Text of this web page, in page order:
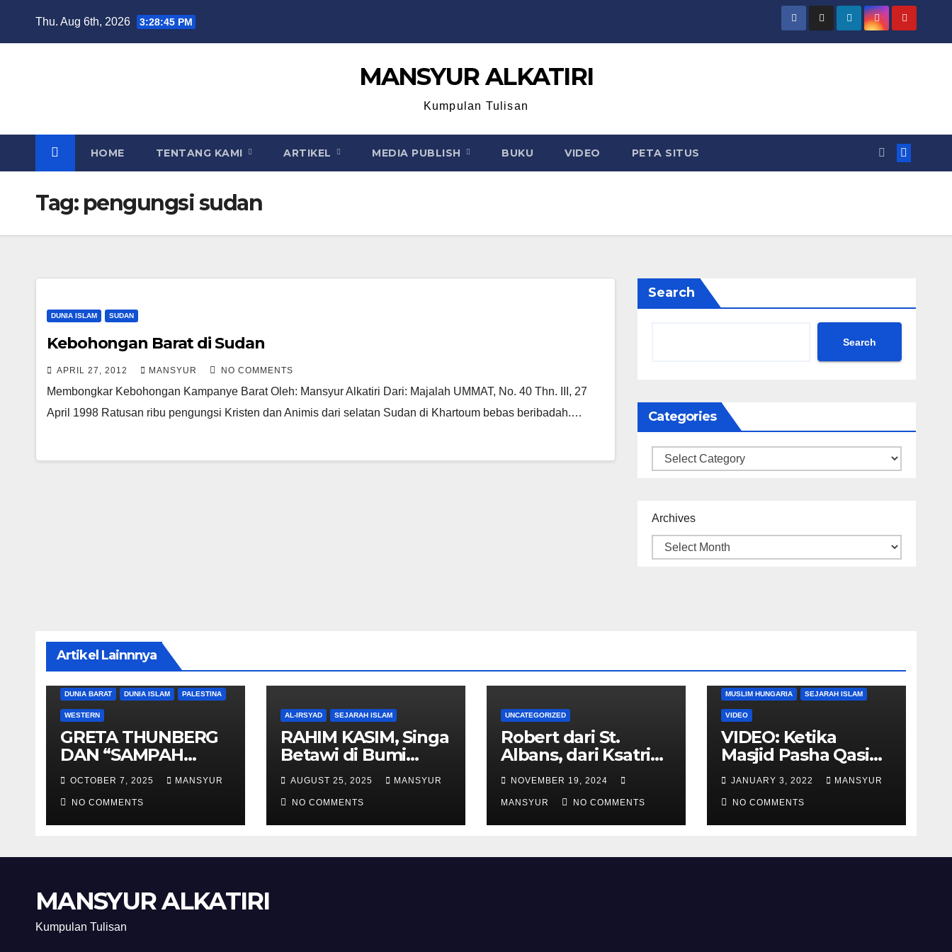
Thu. Aug 6th, 2026 3:28:45 PM
MANSYUR ALKATIRI
Kumpulan Tulisan
HOME TENTANG KAMI ARTIKEL MEDIA PUBLISH BUKU VIDEO PETA SITUS
Tag: pengungsi sudan
DUNIA ISLAM SUDAN
Kebohongan Barat di Sudan
APRIL 27, 2012 MANSYUR NO COMMENTS
Membongkar Kebohongan Kampanye Barat Oleh: Mansyur Alkatiri Dari: Majalah UMMAT, No. 40 Thn. III, 27
April 1998 Ratusan ribu pengungsi Kristen dan Animis dari selatan Sudan di Khartoum bebas beribadah.…
Search
Search
Categories
Categories
Archives
Artikel Lainnnya
DUNIA BARAT DUNIA ISLAM PALESTINA
WESTERN
GRETA THUNBERG
DAN “SAMPAH
BERSORBAN”
OCTOBER 7, 2025 MANSYUR
NO COMMENTS
AL-IRSYAD SEJARAH ISLAM
RAHIM KASIM, Singa
Betawi di Bumi
Andalas
AUGUST 25, 2025 MANSYUR
NO COMMENTS
UNCATEGORIZED
Robert dari St.
Albans, dari Ksatria
Templar Menjadi
Komandan Pasukan
Shalahuddin
Merebut Kembali
NOVEMBER 19, 2024
MANSYUR NO COMMENTS
DUNIA BARAT DUNIA ISLAM
MUSLIM HUNGARIA SEJARAH ISLAM
VIDEO
VIDEO: Ketika
Masjid Pasha Qasim
Diubah Menjadi
Gereja Katolik di
Pecs, Hungaria
JANUARY 3, 2022 MANSYUR
NO COMMENTS
MANSYUR ALKATIRI
Kumpulan Tulisan